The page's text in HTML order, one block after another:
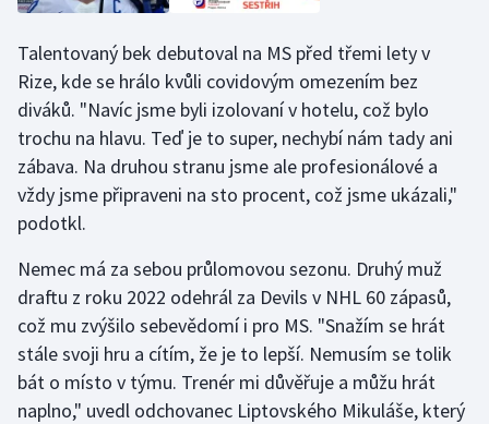
Moderní pětiboj
Motorsport
Olympijské hry
Parasport
Plážový volejbal
Ragby
Rychlobruslení
Talentovaný bek debutoval na MS před třemi lety v
Rize, kde se hrálo kvůli covidovým omezením bez
diváků. "Navíc jsme byli izolovaní v hotelu, což bylo
trochu na hlavu. Teď je to super, nechybí nám tady ani
zábava. Na druhou stranu jsme ale profesionálové a
vždy jsme připraveni na sto procent, což jsme ukázali,"
podotkl.
Nemec má za sebou průlomovou sezonu. Druhý muž
draftu z roku 2022 odehrál za Devils v NHL 60 zápasů,
což mu zvýšilo sebevědomí i pro MS. "Snažím se hrát
stále svoji hru a cítím, že je to lepší. Nemusím se tolik
bát o místo v týmu. Trenér mi důvěřuje a můžu hrát
naplno," uvedl odchovanec Liptovského Mikuláše, který